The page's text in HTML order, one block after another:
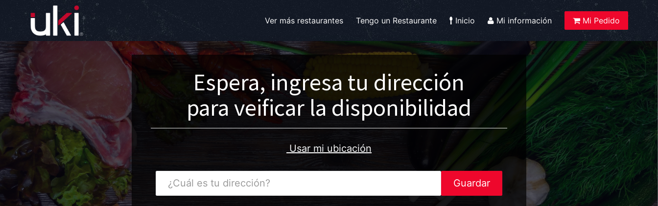
Ver más restaurantes Tengo un Restaurante Inicio Mi información Mi Pedido
Espera, ingresa tu dirección
para veificar la disponibilidad
Usar mi ubicación
Guardar